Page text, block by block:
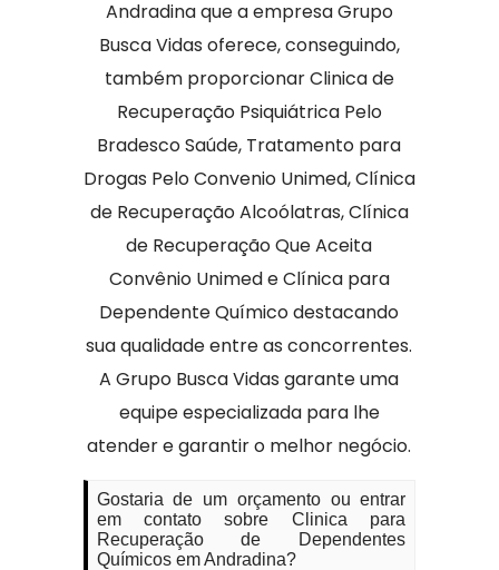
Andradina que a empresa Grupo
Busca Vidas oferece, conseguindo,
também proporcionar Clinica de
Recuperação Psiquiátrica Pelo
Bradesco Saúde, Tratamento para
Drogas Pelo Convenio Unimed, Clínica
de Recuperação Alcoólatras, Clínica
de Recuperação Que Aceita
Convênio Unimed e Clínica para
Dependente Químico destacando
sua qualidade entre as concorrentes.
A Grupo Busca Vidas garante uma
equipe especializada para lhe
atender e garantir o melhor negócio.
Gostaria de um orçamento ou entrar
em contato sobre Clinica para
Recuperação de Dependentes
Químicos em Andradina?